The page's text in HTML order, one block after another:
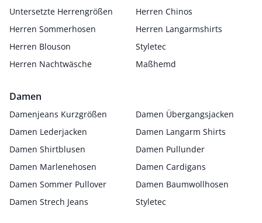
Untersetzte Herrengrößen
Herren Chinos
Herren Sommerhosen
Herren Langarmshirts
Herren Blouson
Styletec
Herren Nachtwäsche
Maßhemd
Damen
Damenjeans Kurzgrößen
Damen Übergangsjacken
Damen Lederjacken
Damen Langarm Shirts
Damen Shirtblusen
Damen Pullunder
Damen Marlenehosen
Damen Cardigans
Damen Sommer Pullover
Damen Baumwollhosen
Damen Strech Jeans
Styletec